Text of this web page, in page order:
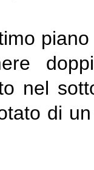
nel
di